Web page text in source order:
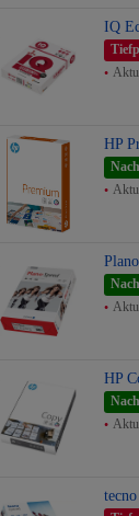
IQ
HP
HP